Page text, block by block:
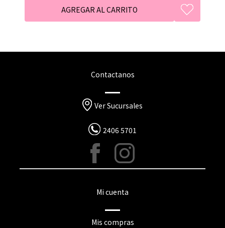
Contactanos
Ver Sucursales
2406 5701
Mi cuenta
Mis compras